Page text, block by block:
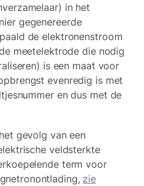
in het
gegenereerde
de elektronenstroom
meetelektrode die nodig
is een maat voor
evenredig is met
en dus met de
gevolg van een
veldsterkte
term voor
zie